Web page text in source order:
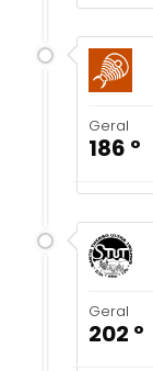
Geral
186 º
Geral
202 º